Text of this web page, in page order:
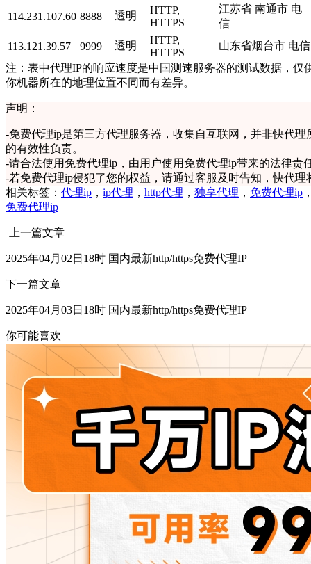
114.231.107.60 8888 透明
HTTP,
HTTPS
江苏省 南通市 电
信
113.121.39.57
9999 透明
HTTP,
HTTPS
山东省烟台市 电信
注：表中代理IP的响应速度是中国测速服务器的测试数据，仅
你机器所在的地理位置不同而有差异。
声明：
-免费代理ip是第三方代理服务器，收集自互联网，并非快代
的有效性负责。
-请合法使用免费代理ip，由用户使用免费代理ip带来的法律责
-若免费代理ip侵犯了您的权益，请通过客服及时告知，快代理
相关标签： 代理ip ， ip代理 ， http代理 ， 独享代理 ， 免费代理ip
免费代理ip
上一篇文章
2025年04月02日18时 国内最新http/https免费代理IP
下一篇文章
2025年04月03日18时 国内最新http/https免费代理IP
你可能喜欢